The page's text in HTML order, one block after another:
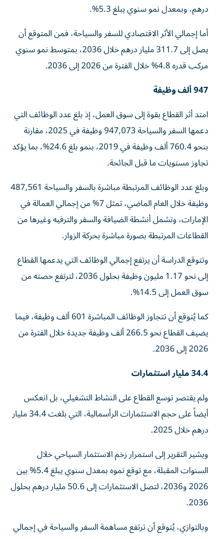
درهم، وبمعدل نمو سنوي يبلغ 5.3%.
أما إجمالي الأثر الاقتصادي للسفر والسياحة، فمن المتوقع أن
يصل إلى 311.7 مليار درهم خلال 2036، بمتوسط نمو سنوي
مركب قدره 4.8% خلال الفترة من 2026 إلى 2036.
947 ألف وظيفة
امتد أثر القطاع بقوة إلى سوق العمل، إذ بلغ عدد الوظائف التي
دعمها السفر والسياحة 947,073 وظيفة في 2025، مقارنة
بنحو 760.4 ألف وظيفة في 2019، بنمو بلغ 24.6%، بما يؤكد
تجاوز مستويات ما قبل الجائحة.
وبلغ عدد الوظائف المرتبطة مباشرة بالسفر والسياحة 487,561
وظيفة خلال العام الماضي، تمثل 7% من إجمالي العمالة في
الإمارات، وتشمل أنشطة الضيافة والسفر والترفيه وغيرها من
القطاعات المرتبطة بصورة مباشرة بحركة الزوار.
وتتوقع الدراسة أن يرتفع إجمالي الوظائف التي يدعمها القطاع
إلى نحو 1.17 مليون وظيفة بحلول 2036، لترتفع حصته من
سوق العمل إلى 14.5%.
كما يُتوقع أن تتجاوز الوظائف المباشرة 601 ألف وظيفة، فيما
يضيف القطاع نحو 266.5 ألف وظيفة جديدة خلال الفترة من
2026 إلى 2036.
34.4 مليار استثمارات
ولم يقتصر توسع القطاع على النشاط التشغيلي، بل انعكس
أيضاً على حجم الاستثمارات الرأسمالية، التي بلغت 34.4 مليار
درهم خلال 2025.
ويشير التقرير إلى استمرار زخم الاستثمار السياحي خلال
السنوات المقبلة، مع توقع نموه بمعدل سنوي يبلغ 5.4% بين
2026 و2036، لتصل الاستثمارات إلى 50.6 مليار درهم بحلول
2036.
وبالتوازي، يُتوقع أن ترتفع مساهمة السفر والسياحة في إجمالي